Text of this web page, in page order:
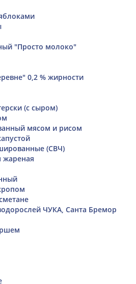
"Просто молоко"
0,2 % жирности
(с сыром)
мясом и рисом
(СВЧ)
жареная
ЧУКА, Санта Бремор